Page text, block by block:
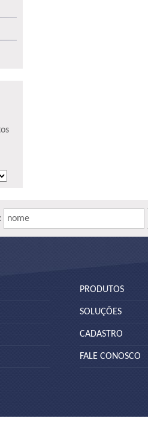
nome
PRODUTOS
SOLUÇÕES
CADASTRO
FALE CONOSCO